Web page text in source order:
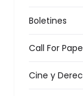
Boletines
Call For
Cine y